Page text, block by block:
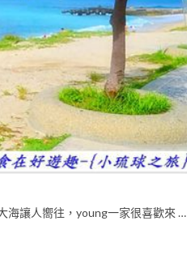
海讓人嚮往，young一家很喜歡來 …